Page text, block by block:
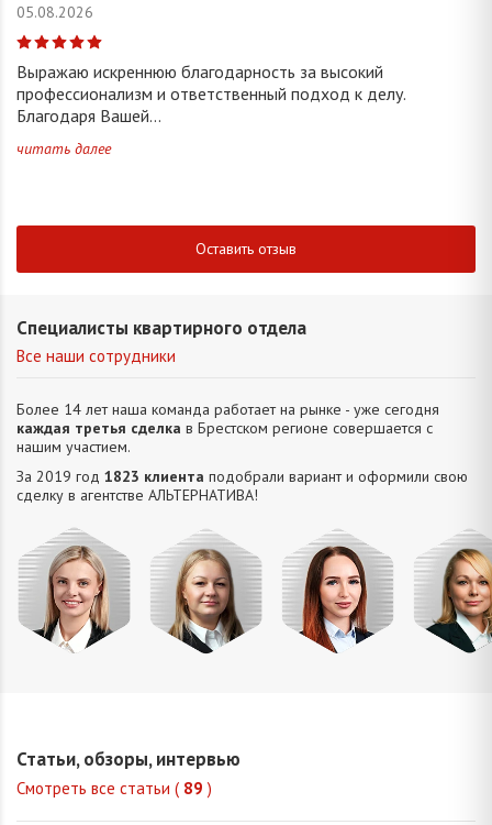
05.08.2026
Выражаю искреннюю благодарность за высокий
профессионализм и ответственный подход к делу.
Благодаря Вашей...
читать далее
Оставить отзыв
Специалисты квартирного отдела
Все наши сотрудники
Более 14 лет наша команда работает на рынке - уже сегодня
каждая третья сделка в Брестском регионе совершается с
нашим участием.
За 2019 год 1823 клиента подобрали вариант и оформили свою
сделку в агентстве АЛЬТЕРНАТИВA!
Статьи, обзоры, интервью
Смотреть все статьи ( 89 )